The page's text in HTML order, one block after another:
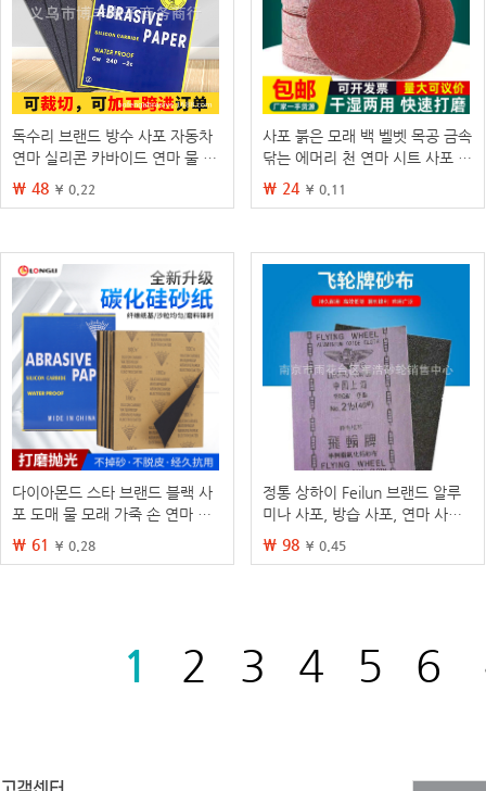
독수리 브랜드 방수 사포 자동차
연마 실리콘 카바이드 연마 물 사
포 연마 60 #-2000 # 모래
₩ 48 ¥ 0.22
사포 붉은 모래 백 벨벳 목공 금속
닦는 에머리 천 연마 시트 사포 4
인치 5 인치 디스크 사포
₩ 24 ¥ 0.11
다이아몬드 스타 브랜드 블랙 사
포 도매 물 모래 가죽 손 연마 목
공 해외 무역 세트 브랜드 60-20
00 물 사포
₩ 61 ¥ 0.28
정통 상하이 Feilun 브랜드 알루
미나 사포, 방습 사포, 연마 사포,
손으로 찢을 수 있는 사포, 사포
₩ 98 ¥ 0.45
1 2 3 4 5 6